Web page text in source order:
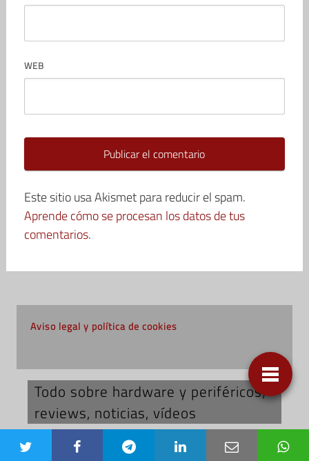
WEB
Este sitio usa Akismet para reducir el spam.
Aprende cómo se procesan los datos de tus
comentarios.
Aviso legal y política de cookies
Todo sobre hardware y periféricos;
reviews, noticias, vídeos